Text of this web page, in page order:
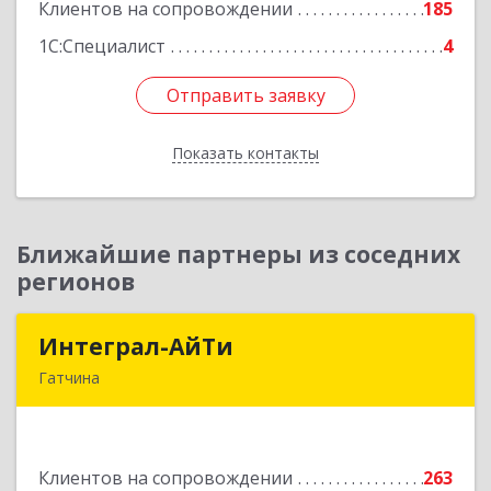
Клиентов на сопровождении
185
1С:Специалист
4
Отправить заявку
Показать контакты
Подробнее
Отправить заявку
Назад
Ближайшие партнеры из соседних
регионов
Интеграл-АйТи
Гатчина
Клиентов на сопровождении
263